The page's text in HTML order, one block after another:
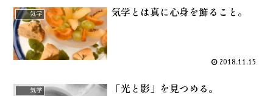
気学 気学とは真に心身を飾ること。
2018.11.15
気学 「光と影」を見つめる。